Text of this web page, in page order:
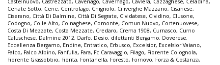
Cenate Sotto, Cene, Centrolago, Chignolo, Ciliverghe Mazzano, Cisanese,
Ciserano, Città Di Dalmine, Città Di Segrate, Cividatese, Cividino, Clusone,
Codogno, Colle Alto, Colnaghese, Comonte, Comun Nuovo, Cortenuovese,
Costa Di Mezzate, Costa Mezzate, Credaro, Crema 1908, Curnasco, Curno
Caluschese, Dalmine 2012, Darfo, Desio, dilettanti Bergamo, Doverese,
Eccellenza Bergamo, Endine, Entratico, Erbusco, Excelsior, Excelsior Vaiano,
Falco, Falco Albino, Fanfulla, Fara, Fc Caravaggio, Filago, Fiorente Colognola,
Fiorente Grassobbio, Fiorita, Fontanella, Foresto, Fornovo, Forza & Costanza,